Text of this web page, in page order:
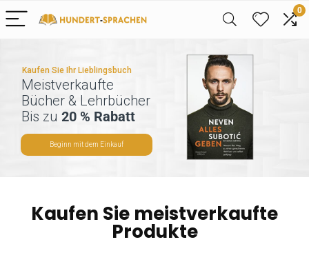
0
Meistverkaufte
Bücher & Lehrbücher
Bis zu 20 % Rabatt
Kaufen Sie Ihr Lieblingsbuch
Beginn mit dem Einkauf
Kaufen Sie meistverkaufte
Produkte